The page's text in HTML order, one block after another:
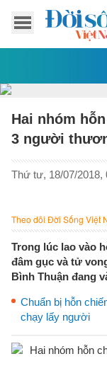
Hai nhóm
3 người
Thứ tư, 18/07/2018,
Theo dõi Đời Sống Việt
Trong lúc lao vào
đâm gục và tử
Bình Thuận đang
Chuẩn bị hỗn
chạy lấy người